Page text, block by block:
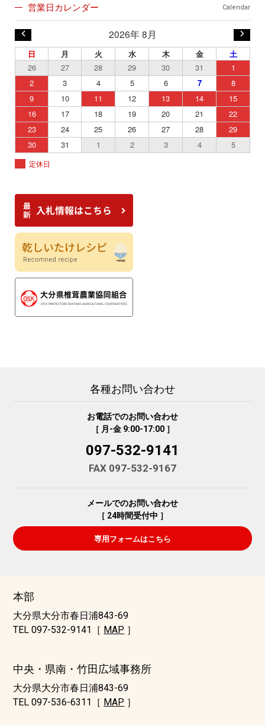
営業日カレンダー Calendar
2026年 8月
日 月 火 水 木 金
土
26
27 28 29 30 31
1
2
3 4 5 6 7
8
9
10 11 12 13 14
15
16
17 18 19 20 21
22
23
24 25 26 27 28
29
30
31 1 2 3 4 5
定休日
各種お問い合わせ
お電話でのお問い合わせ
［ 月-金 9:00-17:00 ］
097-532-9141
FAX 097-532-9167
メールでのお問い合わせ
［ 24時間受付中 ］
専用フォームはこちら
本部
大分県大分市春日浦843-69
TEL 097-532-9141［ MAP ］
中央・県南・竹田広域事務所
大分県大分市春日浦843-69
TEL 097-536-6311［ MAP ］